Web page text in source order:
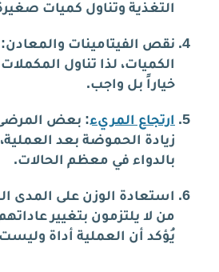
التغذية وتناول كميات
نقص الفيتامينات والمعادن:
الكميات، لذا تناول
خياراً بل واجب.
ارتجاع المريء: بعض
زيادة الحموضة بعد
بالدواء في معظم الحالات.
استعادة الوزن على المدى
من لا يلتزمون بتغيير
يُؤكد أن العملية أداة